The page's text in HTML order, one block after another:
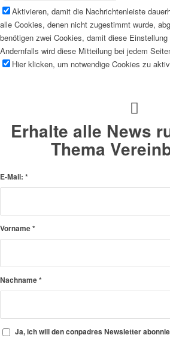
Aktivieren, damit die Nachrichtenleiste
alle Cookies, denen nicht zugestimmt wurde,
benötigen zwei Cookies, damit diese
Andernfalls wird diese Mitteilung bei jedem
Hier klicken, um notwendige Cookies zu
Erhalte alle News
Thema
E-Mail: *
Vorname*
Nachname*
Ja, ich will den conpadres Newsletter